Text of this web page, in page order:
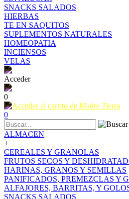
SNACKS SALADOS
HIERBAS
TE EN SAQUITOS
SUPLEMENTOS NATURALES
HOMEOPATIA
INCIENSOS
VELAS
Acceder
0
0
ALMACEN
+
CEREALES Y GRANOLAS
FRUTOS SECOS Y
HARINAS, GRANOS Y SEMILLAS
PANIFICADOS, PREMEZCLAS Y
ALFAJORES, BARRITAS, Y
SNACKS SALADOS